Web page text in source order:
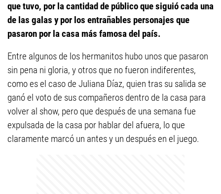
que tuvo, por la cantidad de público que siguió cada una
de las galas y por los entrañables personajes que
pasaron por la casa más famosa del país.
Entre algunos de los hermanitos hubo unos que pasaron
sin pena ni gloria, y otros que no fueron indiferentes,
como es el caso de Juliana Díaz, quien tras su salida se
ganó el voto de sus compañeros dentro de la casa para
volver al show, pero que después de una semana fue
expulsada de la casa por hablar del afuera, lo que
claramente marcó un antes y un después en el juego.